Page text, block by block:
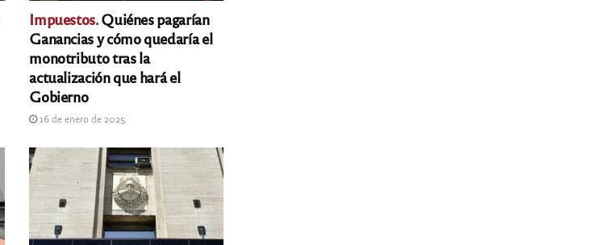
Impuestos.Quiénes pagarían
Ganancias y cómo quedaría el
monotributo tras la
actualización que hará el
Gobierno
16 de enero de 2025